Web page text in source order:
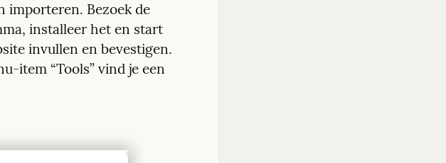
importeren. Bezoek de
installeer het en start
invullen en bevestigen.
item “Tools” vind je een